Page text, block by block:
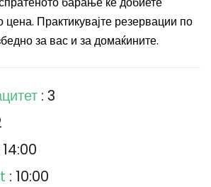
цена. Практикувајте резервации по
за вас и за домаќините.
: 3
14:00
: 10:00